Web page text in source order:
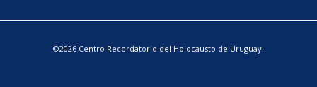
©2026 Centro Recordatorio del Holocausto de Uruguay.